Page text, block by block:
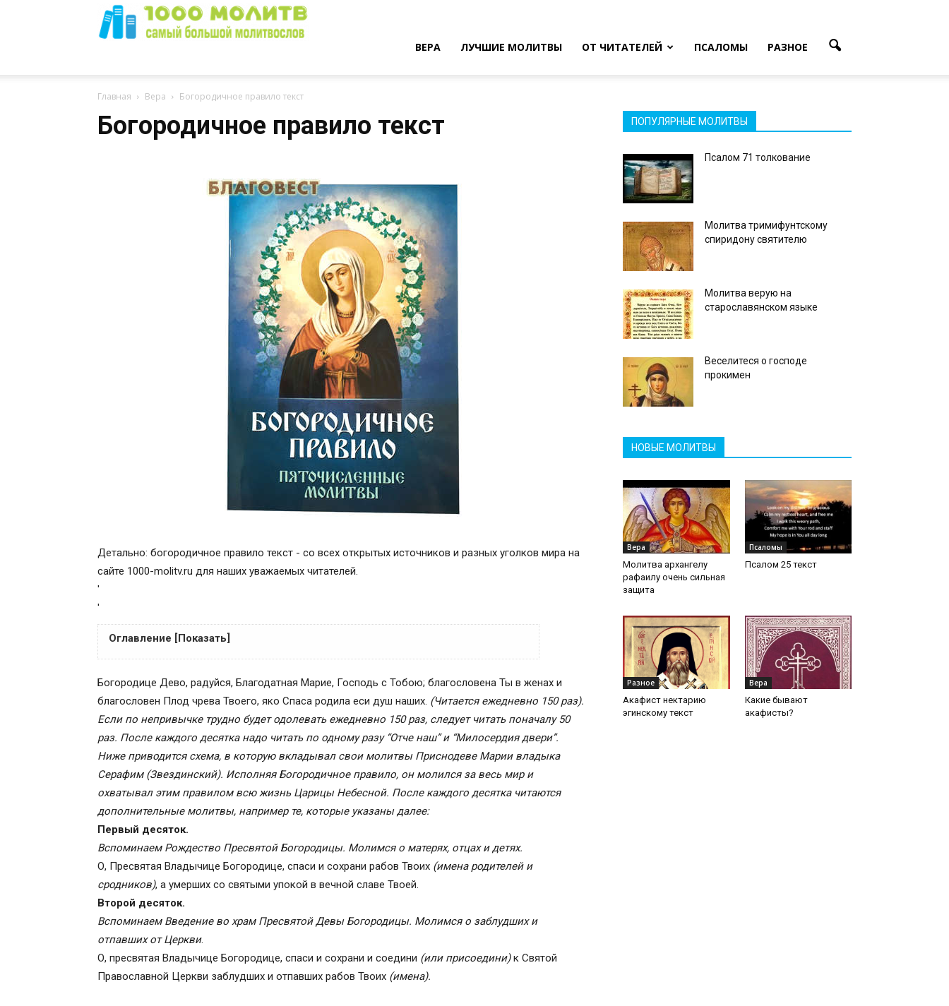
ВЕРА ЛУЧШИЕ МОЛИТВЫ ОТ ЧИТАТЕЛЕЙ ПСАЛОМЫ РАЗНОЕ
Главная Вера Богородичное правило текст
Богородичное правило текст
Детально: богородичное правило текст - со всех открытых источников и разных уголков мира на
сайте 1000-molitv.ru для наших уважаемых читателей.
'
'
Оглавление [Показать]
Схема краткого Богородичного правила, как его творил Серафим Саровский
Полное Богородичное правило
Как правильно читать молитвы
Богородичное правило: текст
Рождение Матери Божьей
Глас 4
Введение во храм
Благовещенье Девы Марии
Встреча с Елизаветой Праведной
Рождество Христово
Сретение Господне
Бегство в Египет
Исчезновение Иисуса
Кана Галилейская
Стояние у Креста Господня
Богородице Дево, радуйся, Благодатная Марие, Господь с Тобою; благословена Ты в женах и
благословен Плод чрева Твоего, яко Спаса родила еси душ наших. (Читается ежедневно 150 раз).
Если по непривычке трудно будет одолевать ежедневно 150 раз, следует читать поначалу 50
раз. После каждого десятка надо читать по одному разу “Отче наш” и “Милосердия двери”.
Ниже приводится схема, в которую вкладывал свои молитвы Приснодеве Марии владыка
Серафим (Звездинский). Исполняя Богородичное правило, он молился за весь мир и
охватывал этим правилом всю жизнь Царицы Небесной. После каждого десятка читаются
дополнительные молитвы, например те, которые указаны далее:
Первый десяток.
Вспоминаем Рождество Пресвятой Богородицы. Молимся о матерях, отцах и детях.
О, Пресвятая Владычице Богородице, спаси и сохрани рабов Твоих (имена родителей и
сродников), а умерших со святыми упокой в вечной славе Твоей.
Второй десяток.
Вспоминаем Введение во храм Пресвятой Девы Богородицы. Молимся о заблудших и
отпавших от Церкви.
О, пресвятая Владычице Богородице, спаси и сохрани и соедини (или присоедини)к Святой
Православной Церкви заблудших и отпавших рабов Твоих (имена).
ПОПУЛЯРНЫЕ МОЛИТВЫ
Псалом 71 толкование
Молитва тримифунтскому
спиридону святителю
Молитва верую на
старославянском языке
Веселитеся о господе
прокимен
НОВЫЕ МОЛИТВЫ
Вера
Молитва архангелу
рафаилу очень сильная
защита
Псаломы
Псалом 25 текст
Разное
Акафист нектарию
эгинскому текст
Вера
Какие бывают
акафисты?